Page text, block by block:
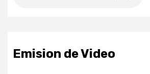
Emision de Video